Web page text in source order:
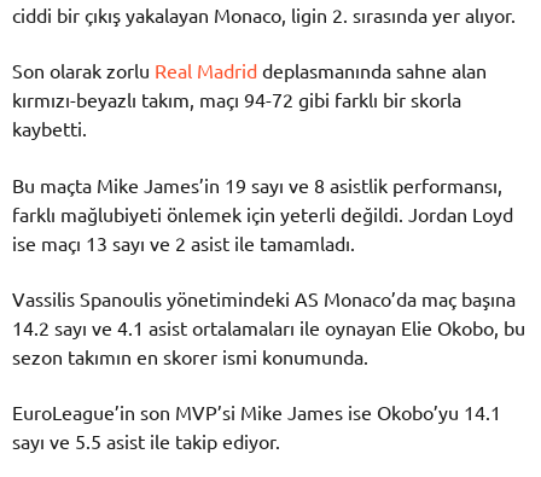
ciddi bir çıkış yakalayan Monaco, ligin 2. sırasında yer alıyor.
Son olarak zorlu Real Madrid deplasmanında sahne alan
kırmızı-beyazlı takım, maçı 94-72 gibi farklı bir skorla
kaybetti.
Bu maçta Mike James’in 19 sayı ve 8 asistlik performansı,
farklı mağlubiyeti önlemek için yeterli değildi. Jordan Loyd
ise maçı 13 sayı ve 2 asist ile tamamladı.
Vassilis Spanoulis yönetimindeki AS Monaco’da maç başına
14.2 sayı ve 4.1 asist ortalamaları ile oynayan Elie Okobo, bu
sezon takımın en skorer ismi konumunda.
EuroLeague’in son MVP’si Mike James ise Okobo’yu 14.1
sayı ve 5.5 asist ile takip ediyor.